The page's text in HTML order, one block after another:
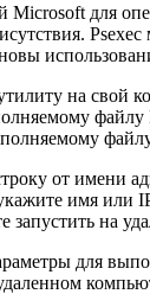
Microsoft для
утилиту на
от имени
имя или
запустить на
для